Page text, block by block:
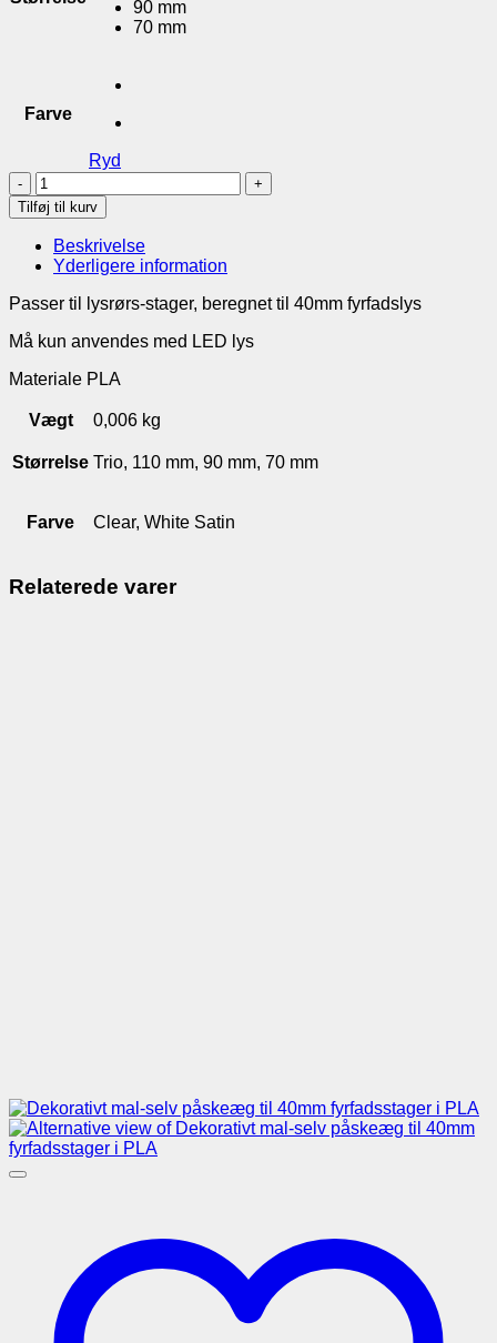
90 mm
70 mm
Farve
Ryd
Lysrør
til
LED
fyrfadslys
antal
Tilføj til kurv
Beskrivelse
Yderligere information
Passer til lysrørs-stager, beregnet til 40mm fyrfadslys
Må kun anvendes med LED lys
Materiale PLA
Vægt 0,006 kg
Størrelse Trio, 110 mm, 90 mm, 70 mm
Farve Clear, White Satin
Relaterede varer